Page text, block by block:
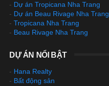
- Dự án Tropicana Nha Trang
- Dự án Beau Rivage Nha Trang
- Tropicana Nha Trang
- Beau Rivage Nha Trang
DỰ ÁN NỔI BẬT
- Hana Realty
- Bất động sản